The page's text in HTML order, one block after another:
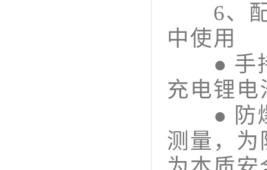
6、配
中使用
● 手持
充电锂
● 防爆
测量，为